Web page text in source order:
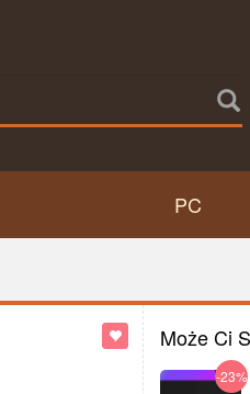
PC
Może Ci
-23%